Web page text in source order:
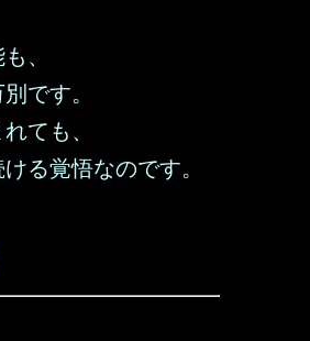
、
です。
ても、
る覚悟なのです。